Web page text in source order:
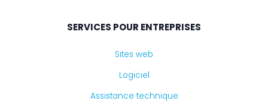
SERVICES POUR ENTREPRISES
Sites web
Logiciel
Assistance technique